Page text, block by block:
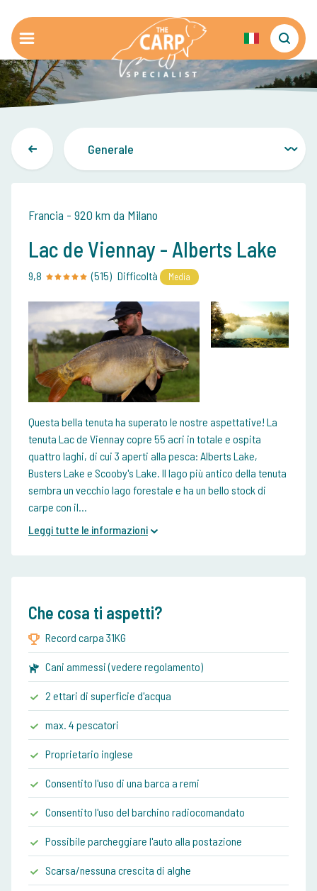
Francia - 920 km da Milano
Lac de Viennay - Alberts Lake
9,8 (515) Difficoltà Media
Questa bella tenuta ha superato le nostre aspettative! La
tenuta Lac de Viennay copre 55 acri in totale e ospita
quattro laghi, di cui 3 aperti alla pesca: Alberts Lake,
Busters Lake e Scooby's Lake. Il lago più antico della tenuta
sembra un vecchio lago forestale e ha un bello stock di
carpe con il...
Leggi tutte le informazioni
Che cosa ti aspetti?
Record carpa 31KG
Cani ammessi (vedere regolamento)
2 ettari di superficie d'acqua
max. 4 pescatori
Proprietario inglese
Consentito l'uso di una barca a remi
Consentito l'uso del barchino radiocomandato
Possibile parcheggiare l'auto alla postazione
Scarsa/nessuna crescita di alghe